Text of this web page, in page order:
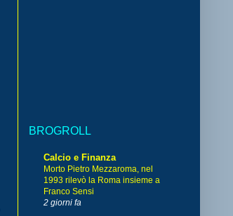
BROGROLL
Calcio e Finanza
Morto Pietro Mezzaroma, nel
1993 rilevò la Roma insieme a
Franco Sensi
2 giorni fa